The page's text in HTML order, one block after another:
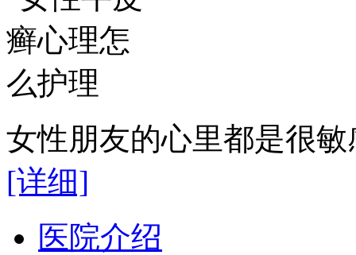
女性朋友的心里都是很
[详细]
医院介绍